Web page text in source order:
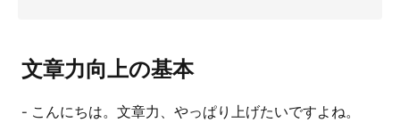
文章力向上の基本
- こんにちは。文章力、やっぱり上げたいですよね。